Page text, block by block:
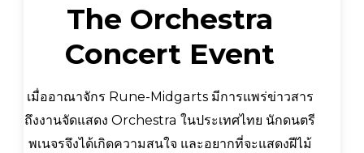
The Orchestra
Concert Event
เมื่ออาณาจักร Rune-Midgarts มีการแพร่ข่าวสาร
ถึงงานจัดแสดง Orchestra ในประเทศไทย นักดนตรี
พเนจรจึงได้เกิดความสนใจ และอยากที่จะแสดงฝีไม้